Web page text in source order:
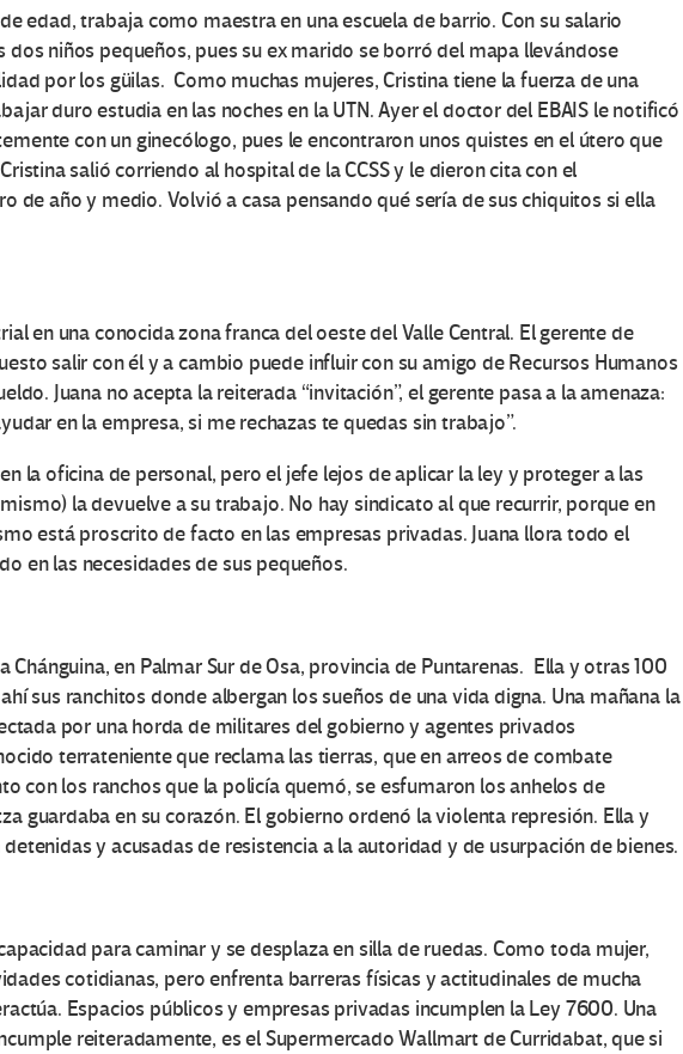
edad, trabaja como maestra en una escuela de barrio. Con su salario
dos niños pequeños, pues su ex marido se borró del mapa llevándose
por los güilas. Como muchas mujeres, Cristina tiene la fuerza de una
duro estudia en las noches en la UTN. Ayer el doctor del EBAIS le notificó
con un ginecólogo, pues le encontraron unos quistes en el útero que
salió corriendo al hospital de la CCSS y le dieron cita con el
de año y medio. Volvió a casa pensando qué sería de sus chiquitos si ella
en una conocida zona franca del oeste del Valle Central. El gerente de
salir con él y a cambio puede influir con su amigo de Recursos Humanos
Juana no acepta la reiterada “invitación”, el gerente pasa a la amenaza:
en la empresa, si me rechazas te quedas sin trabajo”.
la oficina de personal, pero el jefe lejos de aplicar la ley y proteger a las
la devuelve a su trabajo. No hay sindicato al que recurrir, porque en
está proscrito de facto en las empresas privadas. Juana llora todo el
en las necesidades de sus pequeños.
Chánguina, en Palmar Sur de Osa, provincia de Puntarenas. Ella y otras 100
sus ranchitos donde albergan los sueños de una vida digna. Una mañana la
por una horda de militares del gobierno y agentes privados
terrateniente que reclama las tierras, que en arreos de combate
con los ranchos que la policía quemó, se esfumaron los anhelos de
guardaba en su corazón. El gobierno ordenó la violenta represión. Ella y
y acusadas de resistencia a la autoridad y de usurpación de bienes.
para caminar y se desplaza en silla de ruedas. Como toda mujer,
cotidianas, pero enfrenta barreras físicas y actitudinales de mucha
Espacios públicos y empresas privadas incumplen la Ley 7600. Una
reiteradamente, es el Supermercado Wallmart de Curridabat, que si